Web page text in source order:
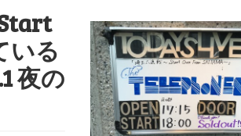
いる
夜の